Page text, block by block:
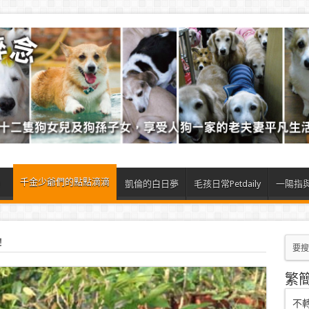
千金少爺們的點點滴滴 凱倫的白日夢 毛孩日常Petdaily 一陽指
繁
不